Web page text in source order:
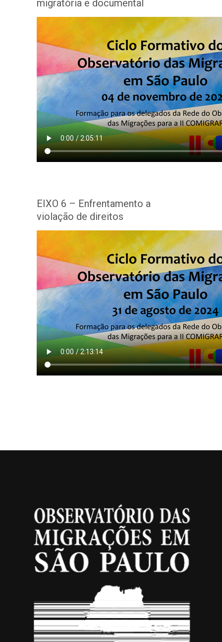
migratória e documental
EIXO 6 – Enfrentamento a
violação de direitos